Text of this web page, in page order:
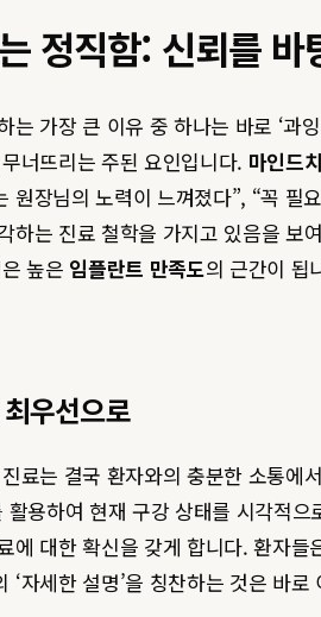
정직함: 신뢰를 바
는 가장 큰 이유 중 하나는 바로 ‘과
너뜨리는 주된 요인입니다. 마인드
원장님의 노력이 느껴졌다”, “꼭
하는 진료 철학을 가지고 있음을
높은 임플란트 만족도의 근간이 됩
우선으로
료는 결국 환자와의 충분한 소통
용하여 현재 구강 상태를 시각적
에 대한 확신을 갖게 합니다. 환자
‘자세한 설명’을 칭찬하는 것은 바